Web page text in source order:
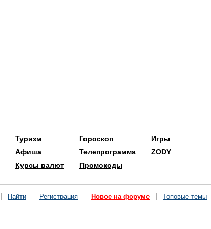
Туризм
Афиша
Курсы валют
Гороскоп
Телепрограмма
Промокоды
Игры
ZODY
Найти Регистрация Новое на форуме Топовые темы